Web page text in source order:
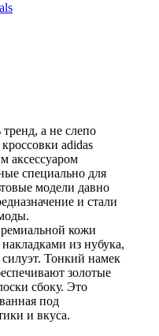
а не слепо
adidas
аксессуаром
специально для
модели давно
и стали
кожи
из нубука,
Тонкий намек
золотые
сбоку. Это
под
и вкуса.